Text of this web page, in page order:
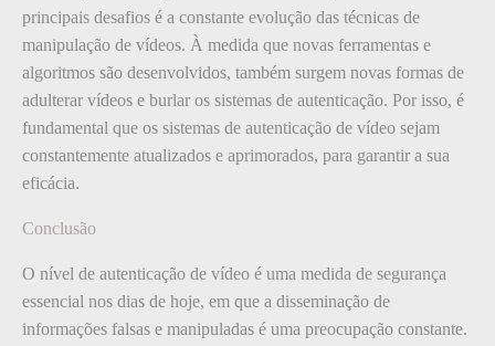
principais desafios é a constante evolução das técnicas de
manipulação de vídeos. À medida que novas ferramentas e
algoritmos são desenvolvidos, também surgem novas formas de
adulterar vídeos e burlar os sistemas de autenticação. Por isso, é
fundamental que os sistemas de autenticação de vídeo sejam
constantemente atualizados e aprimorados, para garantir a sua
eficácia.
Conclusão
O nível de autenticação de vídeo é uma medida de segurança
essencial nos dias de hoje, em que a disseminação de
informações falsas e manipuladas é uma preocupação constante.